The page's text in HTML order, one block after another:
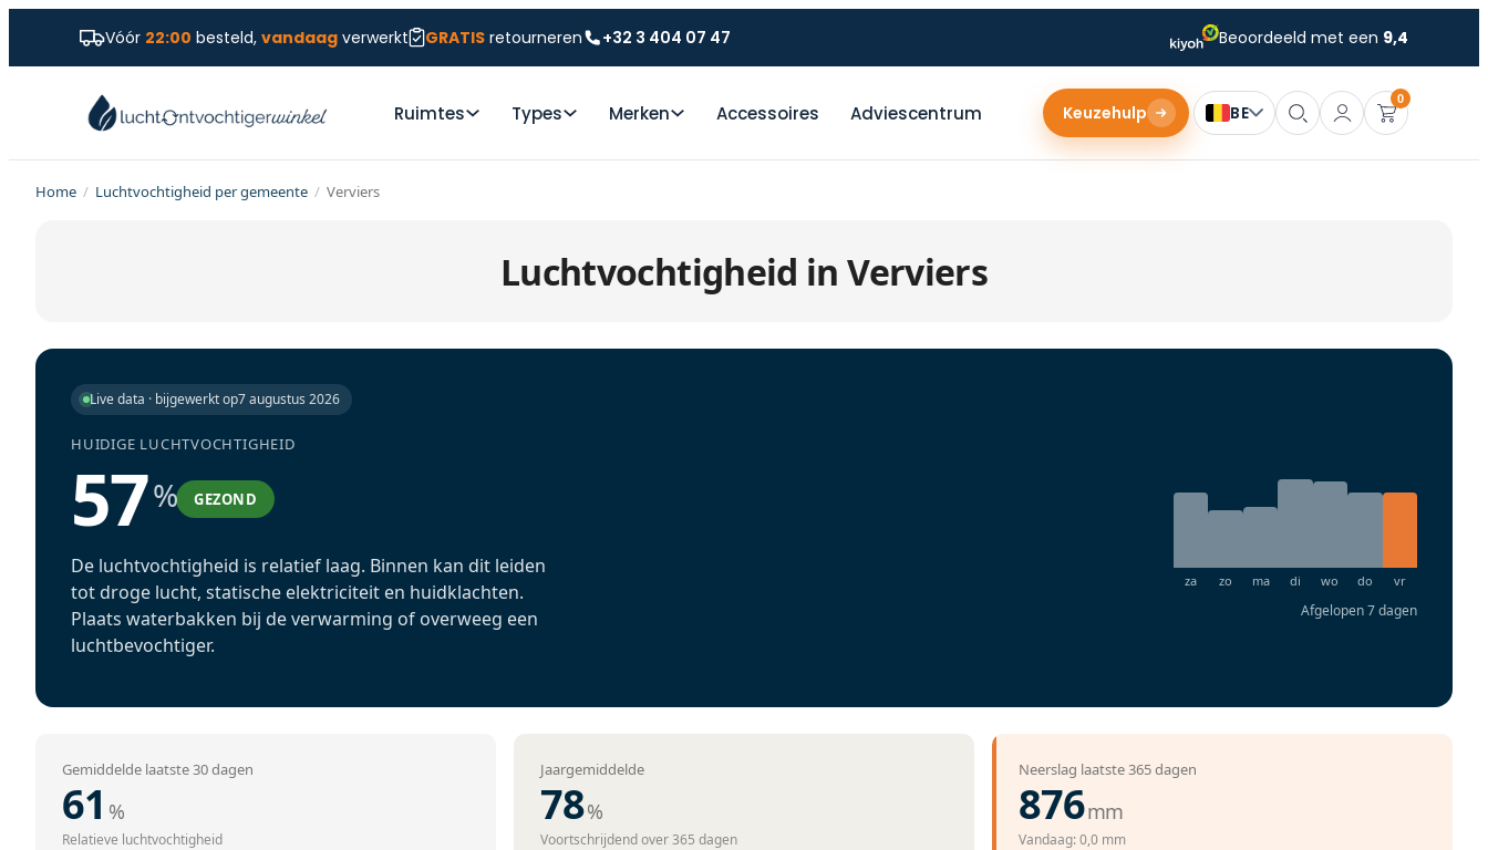
Vóór 22:00 besteld, vandaagverwerkt GRATISretourneren +32 3 404 07 47 Beoordeeld met een 9,4
Ruimtes Types Merken Accessoires Adviescentrum Keuzehulp BE
0
Home / Luchtvochtigheid per gemeente / Verviers
Luchtvochtigheid in Verviers
Live data · bijgewerkt op7 augustus 2026
HUIDIGE LUCHTVOCHTIGHEID
57% GEZOND
De luchtvochtigheid is relatief laag. Binnen kan dit leiden
tot droge lucht, statische elektriciteit en huidklachten.
Plaats waterbakken bij de verwarming of overweeg een
luchtbevochtiger.
Afgelopen 7 dagen
Gemiddelde laatste 30 dagen
61 %
Relatieve luchtvochtigheid
Jaargemiddelde
78%
Voortschrijdend over 365 dagen
Neerslag laatste 365 dagen
876mm
Vandaag: 0,0 mm